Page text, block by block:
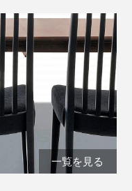
一覧を見る